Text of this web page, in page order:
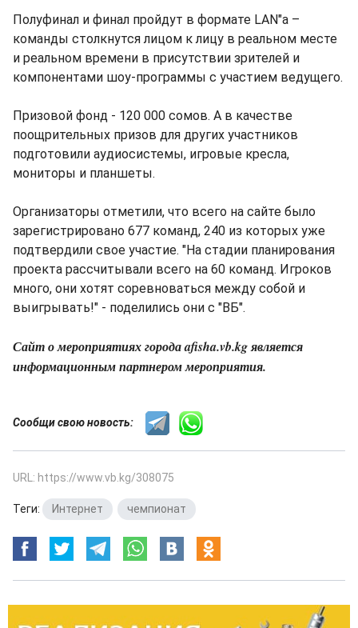
Полуфинал и финал пройдут в формате LAN"a –
команды столкнутся лицом к лицу в реальном месте
и реальном времени в присутствии зрителей и
компонентами шоу-программы с участием ведущего.
Призовой фонд - 120 000 сомов. А в качестве
поощрительных призов для других участников
подготовили аудиосистемы, игровые кресла,
мониторы и планшеты.
Организаторы отметили, что всего на сайте было
зарегистрировано 677 команд, 240 из которых уже
подтвердили свое участие. "На стадии планирования
проекта рассчитывали всего на 60 команд. Игроков
много, они хотят соревноваться между собой и
выигрывать!" - поделились они с "ВБ".
Сайт о мероприятиях города afisha.vb.kg является
информационным партнером мероприятия.
Сообщи свою новость:
URL: https://www.vb.kg/308075
Теги: Интернет чемпионат